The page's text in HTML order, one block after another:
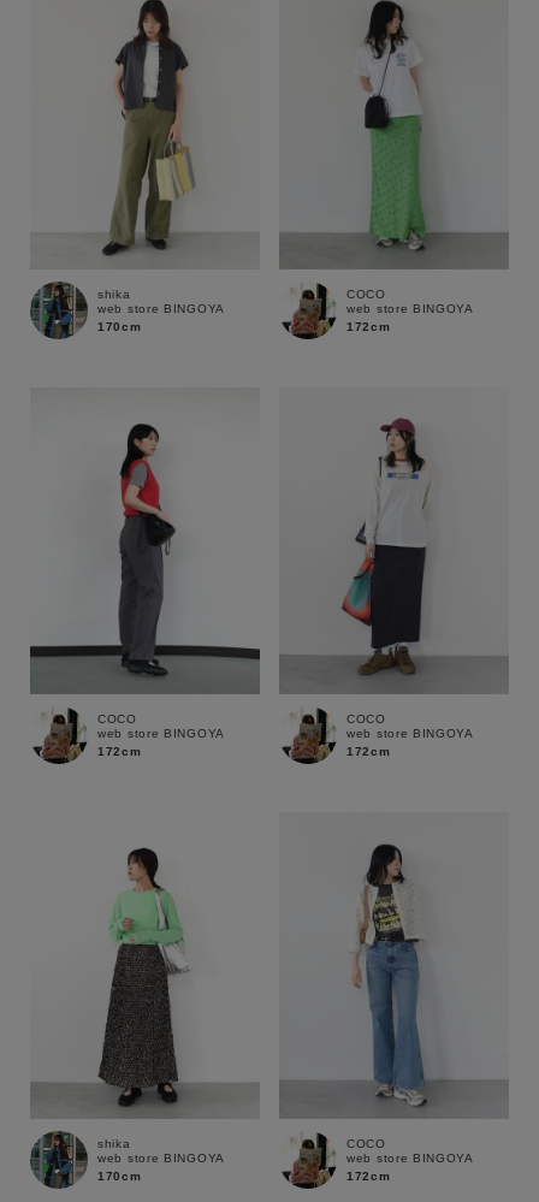
この条件で絞り込む
shika
web store BINGOYA
170cm
COCO
web store BINGOYA
172cm
COCO
web store BINGOYA
172cm
COCO
web store BINGOYA
172cm
shika
web store BINGOYA
170cm
COCO
web store BINGOYA
172cm